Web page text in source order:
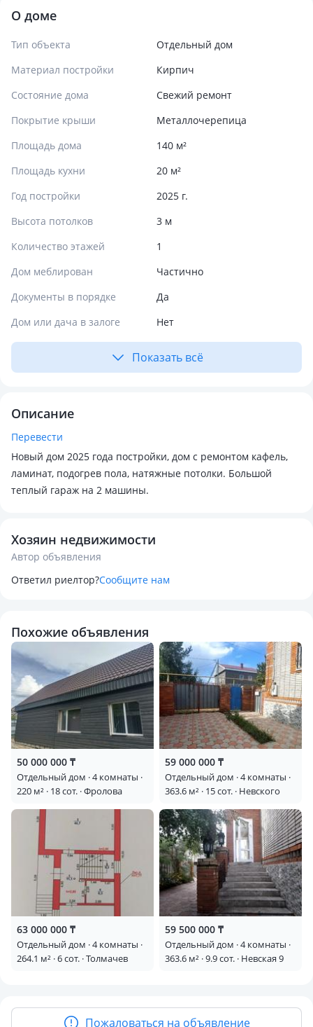
О доме
Тип объекта
Отдельный дом
Материал постройки
Кирпич
Состояние дома
Свежий ремонт
Покрытие крыши
Металлочерепица
Площадь дома
140 м²
Площадь кухни
20 м²
Год постройки
2025 г.
Высота потолков
3 м
Количество этажей
1
Дом меблирован
Частично
Документы в порядке
Да
Дом или дача в залоге
Нет
Показать всё
Описание
Перевести
Новый дом 2025 года постройки, дом с ремонтом кафель,
ламинат, подогрев пола, натяжные потолки. Большой
теплый гараж на 2 машины.
Хозяин недвижимости
Автор объявления
Ответил риелтор?Сообщите нам
Похожие объявления
50 000 000 ₸
Отдельный дом · 4 комнаты ·
220 м² · 18 сот. · Фролова
59 000 000 ₸
Отдельный дом · 4 комнаты ·
363.6 м² · 15 сот. · Невского
63 000 000 ₸
Отдельный дом · 4 комнаты ·
264.1 м² · 6 сот. · Толмачев
59 500 000 ₸
Отдельный дом · 4 комнаты ·
363.6 м² · 9.9 сот. · Невская 9
Пожаловаться на объявление